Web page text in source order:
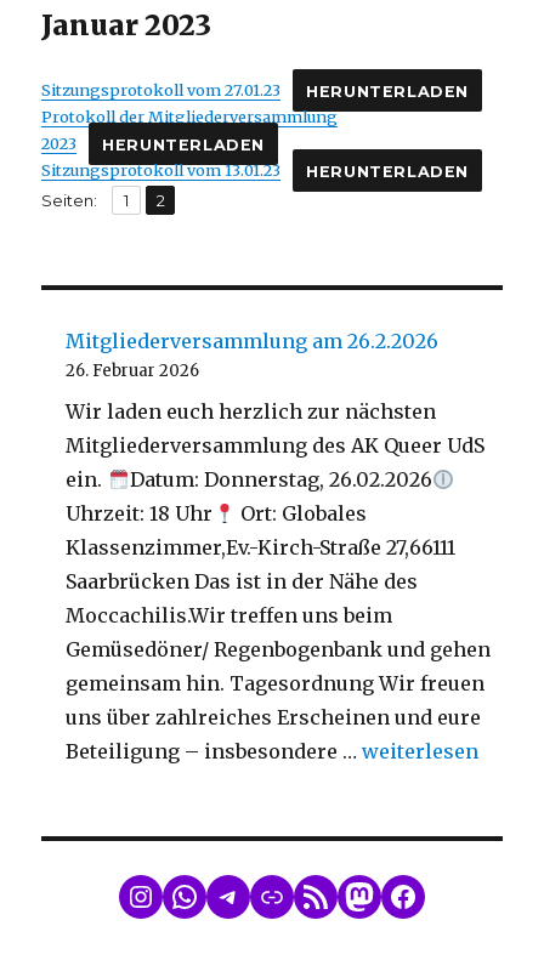
Januar 2023
Sitzungsprotokoll vom 27.01.23 HERUNTERLADEN
Protokoll der Mitgliederversammlung
2023
HERUNTERLADEN
Sitzungsprotokoll vom 13.01.23 HERUNTERLADEN
Seiten: Seite
1 ,
Seite
2
Mitgliederversammlung am 26.2.2026
26. Februar 2026
Wir laden euch herzlich zur nächsten
Mitgliederversammlung des AK Queer UdS
ein.
Datum: Donnerstag, 26.02.2026
Uhrzeit: 18 Uhr
Ort: Globales
Klassenzimmer,Ev.-Kirch-Straße 27,66111
Saarbrücken Das ist in der Nähe des
Moccachilis.Wir treffen uns beim
Gemüsedöner/ Regenbogenbank und gehen
gemeinsam hin. Tagesordnung Wir freuen
uns über zahlreiches Erscheinen und eure
Beteiligung – insbesondere …weiterlesen
WhatsApp
Telegram
LinkRSS FeedMastodon
Facebook